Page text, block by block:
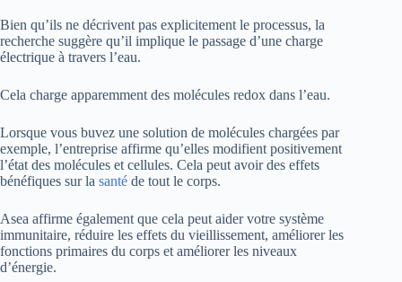
Bien qu’ils ne décrivent pas explicitement le processus, la
recherche suggère qu’il implique le passage d’une charge
électrique à travers l’eau.
Cela charge apparemment des molécules redox dans l’eau.
Lorsque vous buvez une solution de molécules chargées par
exemple, l’entreprise affirme qu’elles modifient positivement
l’état des molécules et cellules. Cela peut avoir des effets
bénéfiques sur la santé de tout le corps.
Asea affirme également que cela peut aider votre système
immunitaire, réduire les effets du vieillissement, améliorer les
fonctions primaires du corps et améliorer les niveaux
d’énergie.